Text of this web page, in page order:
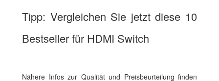
Tipp: Vergleichen Sie jetzt diese 10
Bestseller für HDMI Switch
Nähere Infos zur Qualität und Preisbeurteilung finden